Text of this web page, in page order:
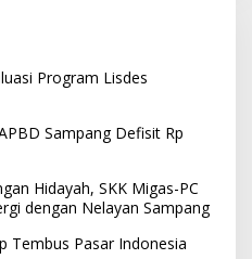
Program Lisdes
Sampang Defisit Rp
Hidayah, SKK Migas-PC
dengan Nelayan Sampang
Tembus Pasar Indonesia